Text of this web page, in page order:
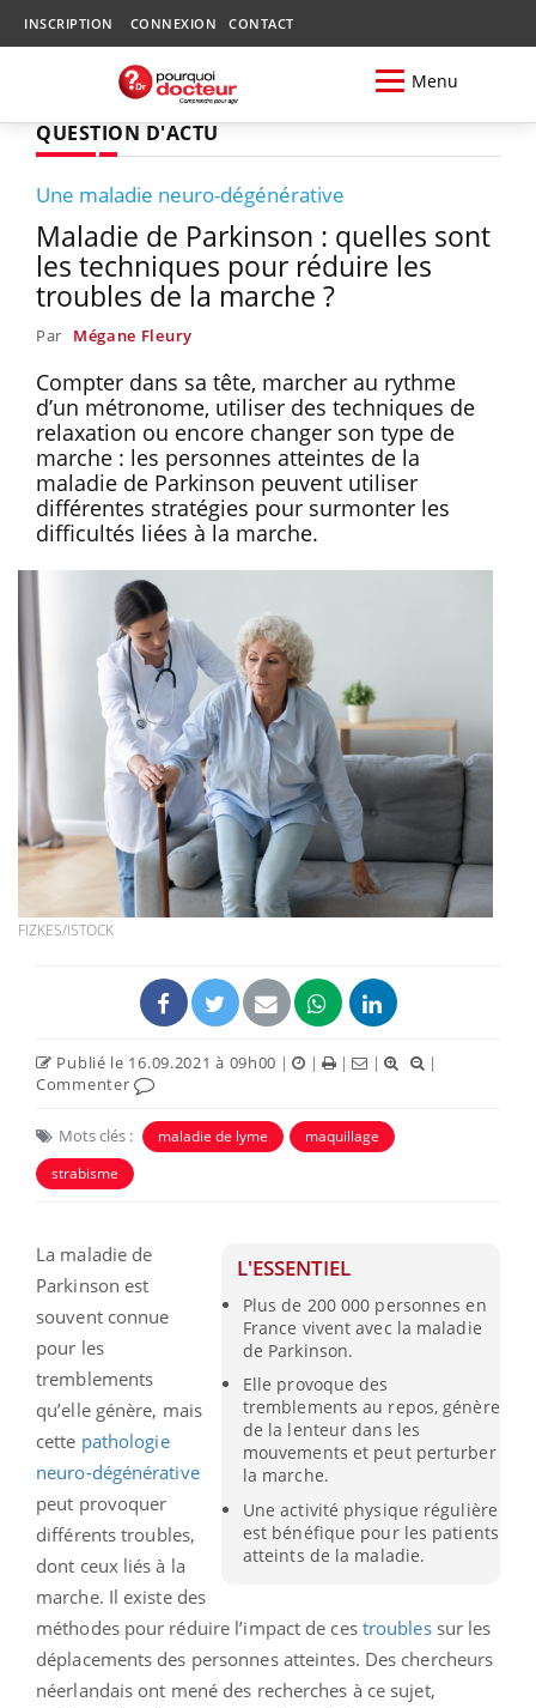
INSCRIPTION CONNEXION CONTACT
Menu
QUESTION D'ACTU
Une maladie neuro-dégénérative
Maladie de Parkinson : quelles sont
les techniques pour réduire les
troubles de la marche ?
Par Mégane Fleury
Compter dans sa tête, marcher au rythme
d’un métronome, utiliser des techniques de
relaxation ou encore changer son type de
marche : les personnes atteintes de la
maladie de Parkinson peuvent utiliser
différentes stratégies pour surmonter les
difficultés liées à la marche.
FIZKES/ISTOCK
Publié le 16.09.2021 à 09h00 | | | |
|
Commenter
Mots clés : maladie de lyme
maquillage
strabisme
L'ESSENTIEL
Plus de 200 000 personnes en
France vivent avec la maladie
de Parkinson.
Elle provoque des
tremblements au repos, génère
de la lenteur dans les
mouvements et peut perturber
la marche.
Une activité physique régulière
est bénéfique pour les patients
atteints de la maladie.
La maladie de
Parkinson est
souvent connue
pour les
tremblements
qu’elle génère, mais
cette pathologie
neuro-dégénérative
peut provoquer
différents troubles,
dont ceux liés à la
marche. Il existe des
méthodes pour réduire l’impact de ces troublessur les
déplacements des personnes atteintes. Des chercheurs
néerlandais ont mené des recherches à ce sujet,